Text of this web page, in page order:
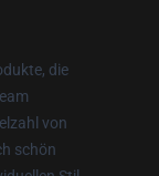
die
von
schön